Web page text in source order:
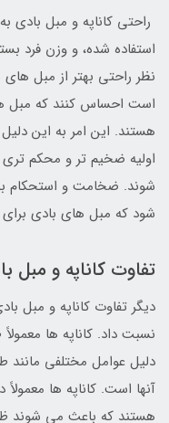
راحتی کاناپه و مبل بادی
استفاده شده، و وزن فرد
نظر راحتی بهتر از مبل
است احساس کنند که مبل
هستند. این امر به این
اولیه ضخیم تر و محکم
شوند. ضخامت و استحکام
شود که مبل های بادی برای
تفاوت کاناپه و مبل
دیگر تفاوت کاناپه و مبل
نسبت داد. کاناپه ها
دلیل عوامل مختلفی مانند
آنها است. کاناپه ها
هستند که باعث می شوند